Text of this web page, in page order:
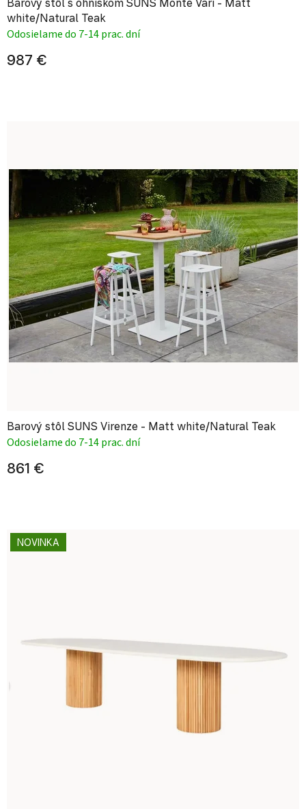
Barový stôl s ohniskom SUNS Monte Vari - Matt
white/Natural Teak
Odosielame do 7-14 prac. dní
987 €
Barový stôl SUNS Virenze - Matt white/Natural Teak
Odosielame do 7-14 prac. dní
861 €
NOVINKA